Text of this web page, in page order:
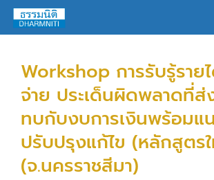
Workshop การรับรู้รายไ
จ่าย ประเด็นผิดพลาดที่ส่
ทบกับงบการเงินพร้อมแ
ปรับปรุงแก้ไข (หลักสูตร
(จ.นครราชสีมา)